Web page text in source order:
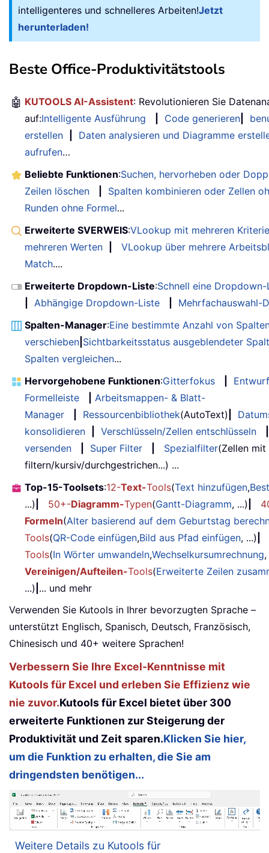
intelligenteres und schnelleres Arbeiten!Jetzt
herunterladen!
Beste Office-Produktivitätstools
🤖 KUTOOLS AI-Assistent: Revolutionieren Sie
auf:Intelligente Ausführung Code generieren
erstellen
Daten analysieren und Diagramme
aufrufen…
Beliebte Funktionen:Suchen, hervorheben oder
Zeilen löschen
Spalten kombinieren oder Zellen
Runden ohne Formel...
Erweiterte SVERWEIS:VLookup mit mehreren
mehreren Werten
VLookup über mehrere
Match....
Erweiterte Dropdown-Liste:Schnell eine
Abhängige Dropdown-Liste
Mehrfachauswahl-
Spalten-Manager:Eine bestimmte Anzahl von
verschieben Sichtbarkeitsstatus ausgeblendeter
Spalten vergleichen...
Hervorgehobene Funktionen:Gitterfokus
Entwurf
Formelleiste
Arbeitsmappen- & Blatt-
Manager
Ressourcenbibliothek(AutoText)
konsolidieren
Verschlüsseln/Zellen entschlüsseln
versenden
Super Filter Spezialfilter(Zellen
filtern/kursiv/durchgestrichen...) ...
Top-15-Toolsets:12-Text-Tools(Text hinzufügen,
...)
50+-Diagramm-Typen(Gantt-Diagramm, ...)
Formeln(Alter basierend auf dem Geburtstag
Tools(QR-Code einfügen,Bild aus Pfad einfügen, ...)
Tools(In Wörter umwandeln,Wechselkursumrechnung
Vereinigen/Aufteilen-Tools(Erweiterte Zeilen
...) ... und mehr
Verwenden Sie Kutools in Ihrer bevorzugten Sprache –
unterstützt Englisch, Spanisch, Deutsch, Französisch,
Chinesisch und 40+ weitere Sprachen!
Verbessern Sie Ihre Excel-Kenntnisse mit
Kutools für Excel und erleben Sie Effizienz wie
nie zuvor.Kutools für Excel bietet über 300
erweiterte Funktionen zur Steigerung der
Produktivität und Zeit sparen.Klicken Sie hier,
um die Funktion zu erhalten, die Sie am
dringendsten benötigen...
Weitere Details zu Kutools für